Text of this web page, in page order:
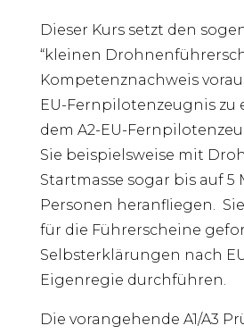
Dieser Kurs setzt den
“kleinen
Kompetenznachweis
EU-Fernpilotenzeugnis zu
dem A2-EU-
Sie beispielsweise mit
Startmasse sogar bis auf 5
Personen heranfliegen.
für die Führerscheine
Selbsterklärungen nach
Eigenregie durchführen.
Die vorangehende A1/A3